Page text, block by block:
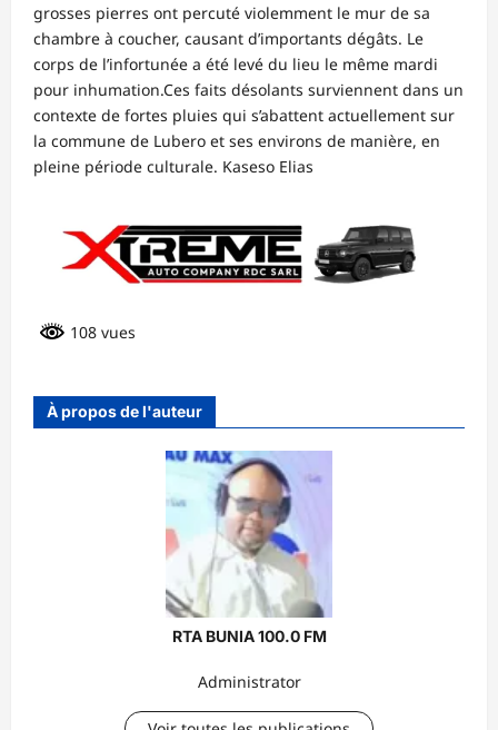
grosses pierres ont percuté violemment le mur de sa
chambre à coucher, causant d’importants dégâts. Le
corps de l’infortunée a été levé du lieu le même mardi
pour inhumation.Ces faits désolants surviennent dans un
contexte de fortes pluies qui s’abattent actuellement sur
la commune de Lubero et ses environs de manière, en
pleine période culturale. Kaseso Elias
108 vues
À propos de l'auteur
RTA BUNIA 100.0 FM
Administrator